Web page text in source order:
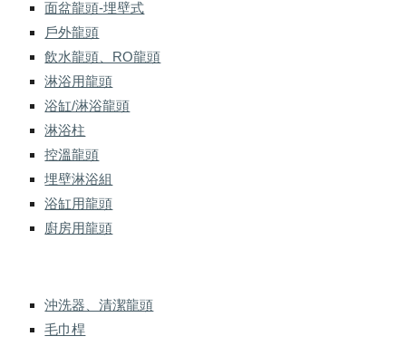
面盆龍頭-埋壁式
戶外龍頭
飲水龍頭、RO龍頭
淋浴用龍頭
浴缸/淋浴龍頭
淋浴柱
控溫龍頭
埋壁淋浴組
浴缸用龍頭
廚房用龍頭
沖洗器、清潔龍頭
毛巾桿